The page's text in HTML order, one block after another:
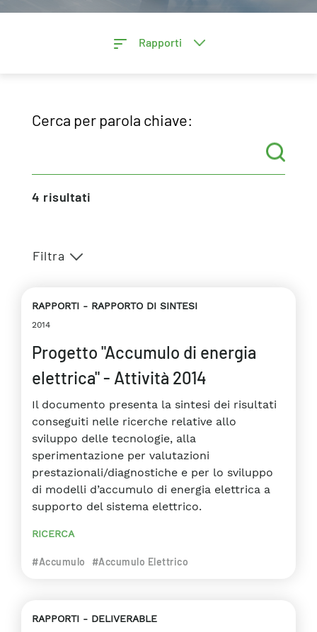
Rapporti
Cerca per parola chiave:
4 risultati
Filtra
RAPPORTI RAPPORTO DI SINTESI
2014
Progetto "Accumulo di energia
elettrica" - Attività 2014
Il documento presenta la sintesi dei risultati
conseguiti nelle ricerche relative allo
sviluppo delle tecnologie, alla
sperimentazione per valutazioni
prestazionali/diagnostiche e per lo sviluppo
di modelli d’accumulo di energia elettrica a
supporto del sistema elettrico.
RICERCA
#Accumulo #Accumulo Elettrico
RAPPORTI DELIVERABLE